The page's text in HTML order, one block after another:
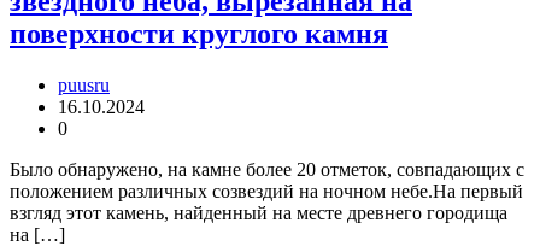
поверхности круглого камня
puusru
16.10.2024
0
Было обнаружено, на камне более 20 отметок, совпадающих с
положением различных созвездий на ночном небе.На первый
взгляд этот камень, найденный на месте древнего городища
на […]